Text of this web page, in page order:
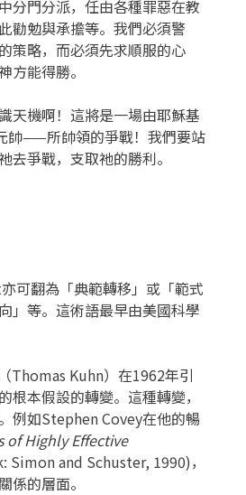
分門分派，任由各種罪惡在教
勸勉與承擔等。我們必須警
策略，而必須先求順服的心
方能得勝。
天機啊！這將是一場由耶穌基
——所帥領的爭戰！我們要站
去爭戰，支取祂的勝利。
可翻為「典範轉移」或「範式
」等。這術語最早由美國科學
Thomas Kuhn）在1962年引
根本假設的轉變。這種轉變，
例如Stephen Covey在他的暢
of Highly Effective
Simon and Schuster, 1990)，
係的層面。